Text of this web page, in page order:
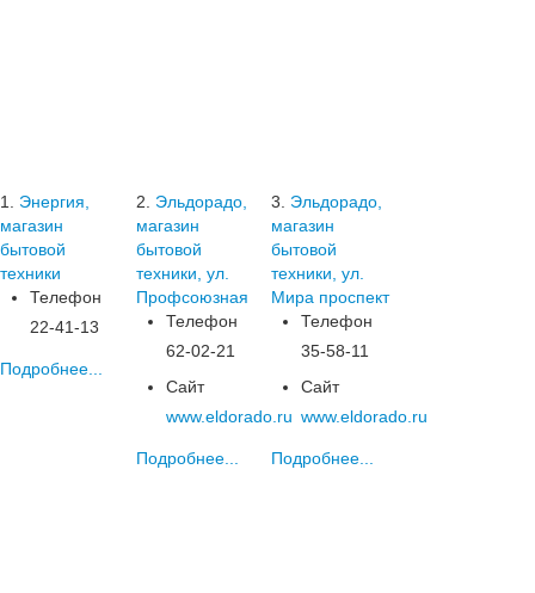
1.
Энергия,
магазин
бытовой
техники
Телефон
22-41-13
Подробнее...
2.
Эльдорадо,
магазин
бытовой
техники, ул.
Профсоюзная
Телефон
62-02-21
Сайт
www.eldorado.ru
Подробнее...
3.
Эльдорадо,
магазин
бытовой
техники, ул.
Мира проспект
Телефон
35-58-11
Сайт
www.eldorado.ru
Подробнее...